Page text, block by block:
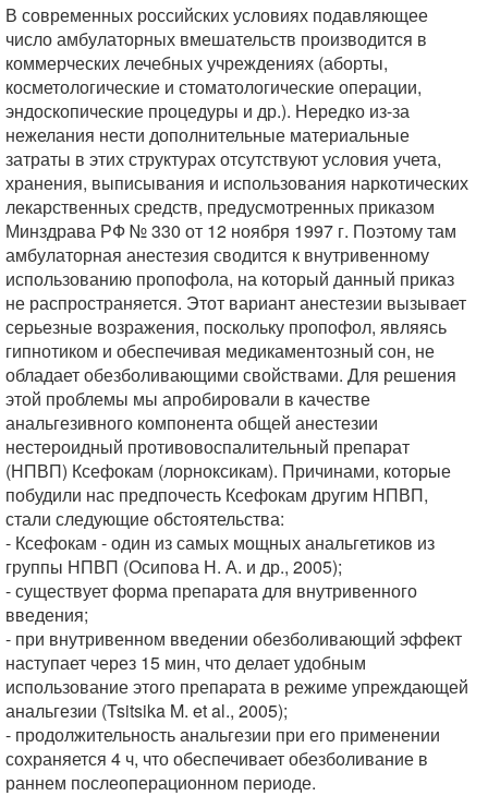
В современных российских условиях подавляющее
число амбулаторных вмешательств производится в
коммерческих лечебных учреждениях (аборты,
косметологические и стоматологические операции,
эндоскопические процедуры и др.). Нередко из-за
нежелания нести дополнительные материальные
затраты в этих структурах отсутствуют условия учета,
хранения, выписывания и использования наркотических
лекарственных средств, предусмотренных приказом
Минздрава РФ № 330 от 12 ноября 1997 г. Поэтому там
амбулаторная анестезия сводится к внутривенному
использованию пропофола, на который данный приказ
не распространяется. Этот вариант анестезии вызывает
серьезные возражения, поскольку пропофол, являясь
гипнотиком и обеспечивая медикаментозный сон, не
обладает обезболивающими свойствами. Для решения
этой проблемы мы апробировали в качестве
анальгезивного компонента общей анестезии
нестероидный противовоспалительный препарат
(НПВП) Ксефокам (лорноксикам). Причинами, которые
побудили нас предпочесть Ксефокам другим НПВП,
стали следующие обстоятельства:
- Ксефокам - один из самых мощных анальгетиков из
группы НПВП (Осипова Н. А. и др., 2005);
- существует форма препарата для внутривенного
введения;
- при внутривенном введении обезболивающий эффект
наступает через 15 мин, что делает удобным
использование этого препарата в режиме упреждающей
анальгезии (Tsitsika M. et al., 2005);
- продолжительность анальгезии при его применении
сохраняется 4 ч, что обеспечивает обезболивание в
раннем послеоперационном периоде.